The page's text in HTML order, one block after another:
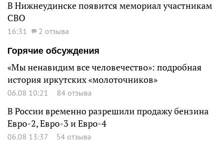
В Нижнеудинске появится мемориал участникам
СВО
16:31
2 отзыва
Горячие обсуждения
«Мы ненавидим все человечество»: подробная
история иркутских «молоточников»
06.08 10:21 84 отзыва
В России временно разрешили продажу бензина
Евро-2, Евро-3 и Евро-4
06.08 13:37 54 отзыва